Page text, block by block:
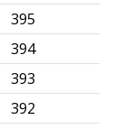
395
394
393
392